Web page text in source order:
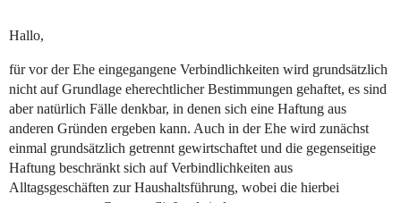
Hallo,
für vor der Ehe eingegangene Verbindlichkeiten wird grundsätzlich
nicht auf Grundlage eherechtlicher Bestimmungen gehaftet, es sind
aber natürlich Fälle denkbar, in denen sich eine Haftung aus
anderen Gründen ergeben kann. Auch in der Ehe wird zunächst
einmal grundsätzlich getrennt gewirtschaftet und die gegenseitige
Haftung beschränkt sich auf Verbindlichkeiten aus
Alltagsgeschäften zur Haushaltsführung, wobei die hierbei